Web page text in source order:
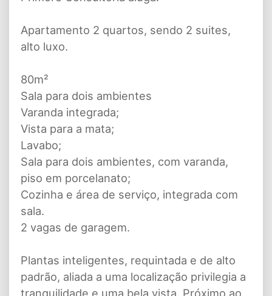
Apartamento 2 quartos, sendo 2 suites,
alto luxo.
80m²
Sala para dois ambientes
Varanda integrada;
Vista para a mata;
Lavabo;
Sala para dois ambientes, com varanda,
piso em porcelanato;
Cozinha e área de serviço, integrada com
sala.
2 vagas de garagem.
Plantas inteligentes, requintada e de alto
padrão, aliada a uma localização privilegia a
tranquilidade e uma bela vista. Próximo ao